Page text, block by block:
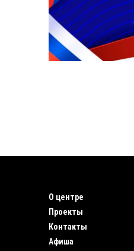
О центре
Проекты
Контакты
Афиша